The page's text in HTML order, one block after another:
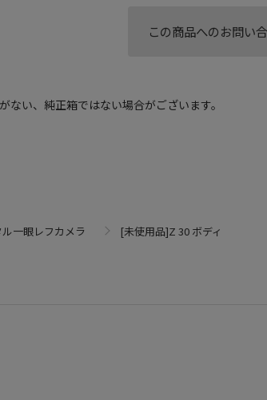
この商品へのお問い
い、純正箱ではない場合がございます。
一眼レフカメラ
[未使用品]Z 30 ボディ